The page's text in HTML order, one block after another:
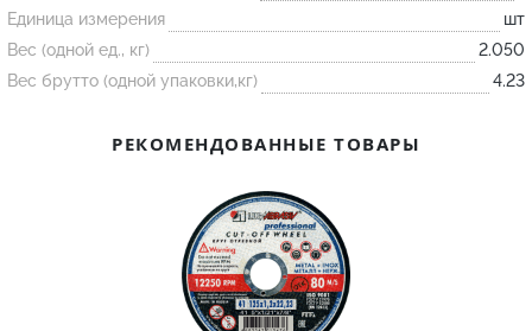
Подставка
Лодочка
Контакт
Огнеупорная SiC смесь
Единица измерения
шт
Вес (одной ед., кг)
2.050
Вес брутто (одной упаковки,кг)
4.23
РЕКОМЕНДОВАННЫЕ ТОВАРЫ